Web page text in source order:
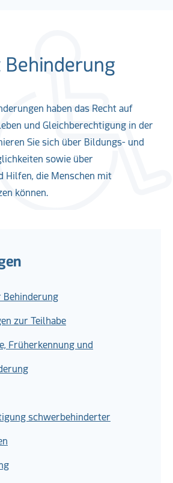
Behinderung
haben das Recht auf
und Gleichberechtigung in der
Sie sich über Bildungs- und
sowie über
Hilfen, die Menschen mit
können.
Behinderung
zur Teilhabe
Früherkennung und
schwerbehinderter